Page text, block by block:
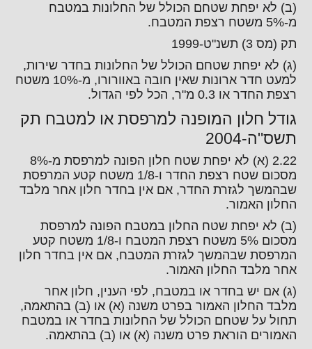
(ב) לא יפחת שטחם הכולל של החלונות במטבח
מ-5% משטח רצפת המטבח.
תק (מס 3) תשנ"ט-1999
(ג) לא יפחת שטחם הכולל של החלונות בחדר שירות,
למעט חדר ארונות שאין חובה באוורורו, מ-10% משטח
רצפת החדר או 0.3 מ"ר, הכל לפי הגדול.
גודל חלון המופנה למרפסת או למטבח תק
תשס"ה-2004
2.22 (א) לא יפחת שטח חלון הפונה למרפסת מ-8%
מסכום שטח רצפת החדר ו-1/8 משטח קטע המרפסת
שבהמשך לגזרת החדר, אם אין בחדר חלון אחר מלבד
החלון האמור.
(ב) לא יפחת שטח החלון במטבח הפונה למרפסת
מסכום 5% משטח רצפת המטבח ו-1/8 משטח קטע
המרפסת שבהמשך לגזרת המטבח, אם אין בחדר חלון
אחר מלבד החלון האמור.
(ג) אם יש בחדר או במטבח, לפי הענין, חלון אחר
מלבד החלון האמור בפרט משנה (א) או (ב) בהתאמה,
תחול על שטחם הכולל של החלונות בחדר או במטבח
האמורים הוראת פרט משנה (א) או (ב) בהתאמה.